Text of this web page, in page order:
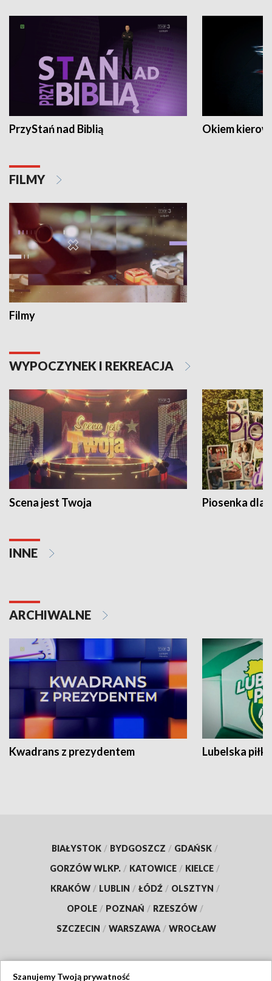
PrzyStań nad Biblią Okiem
FILMY
Filmy
WYPOCZYNEK I REKREACJA
Scena jest Twoja Piosenka dla
INNE
ARCHIWALNE
Kwadrans z prezydentem Lubelska piłka
BIAŁYSTOK / BYDGOSZCZ / GDAŃSK /
GORZÓW WLKP. / KATOWICE / KIELCE /
KRAKÓW / LUBLIN / ŁÓDŹ / OLSZTYN /
OPOLE / POZNAŃ / RZESZÓW /
SZCZECIN / WARSZAWA / WROCŁAW
Szanujemy Twoją prywatność